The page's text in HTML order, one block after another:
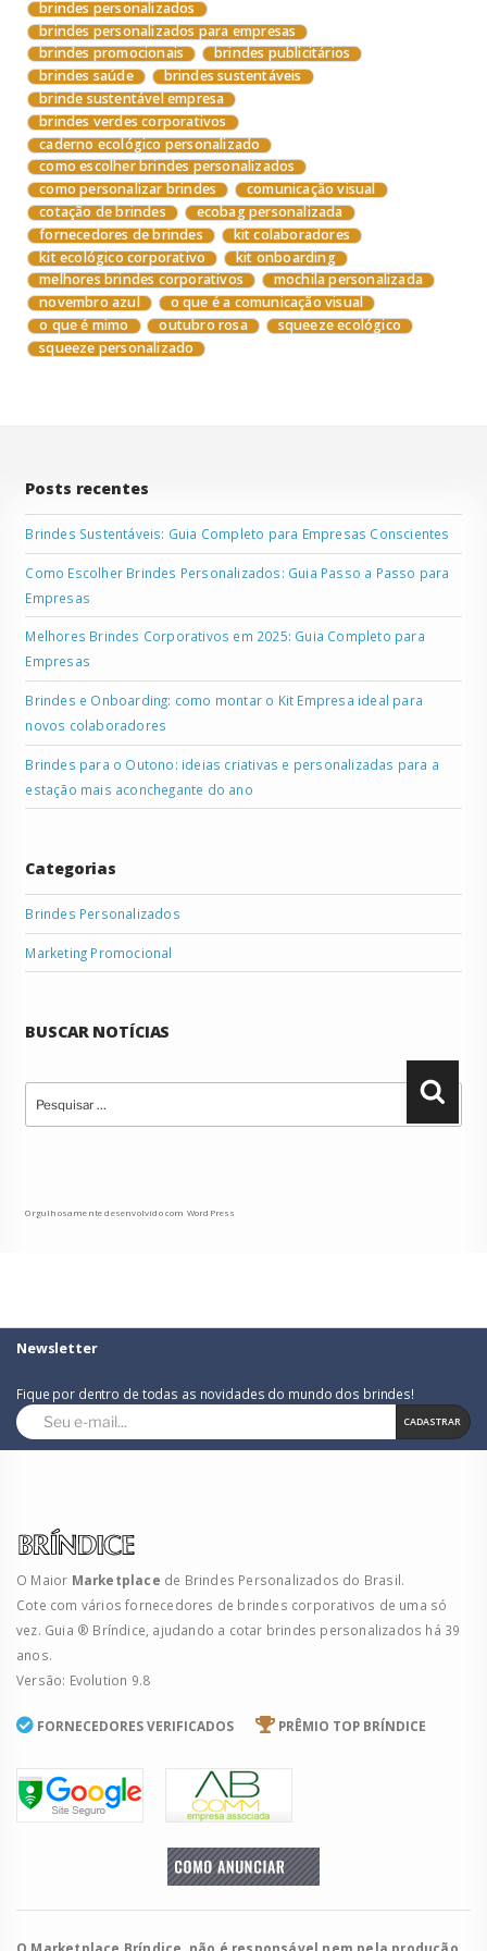
brindes personalizados
brindes personalizados para empresas
brindes promocionais
brindes publicitários
brindes saúde
brindes sustentáveis
brinde sustentável empresa
brindes verdes corporativos
caderno ecológico personalizado
como escolher brindes personalizados
como personalizar brindes
comunicação visual
cotação de brindes
ecobag personalizada
fornecedores de brindes
kit colaboradores
kit ecológico corporativo
kit onboarding
melhores brindes corporativos
mochila personalizada
novembro azul
o que é a comunicação visual
o que é mimo
outubro rosa
squeeze ecológico
squeeze personalizado
Posts recentes
Brindes Sustentáveis: Guia Completo para Empresas Conscientes
Como Escolher Brindes Personalizados: Guia Passo a Passo para
Empresas
Melhores Brindes Corporativos em 2025: Guia Completo para
Empresas
Brindes e Onboarding: como montar o Kit Empresa ideal para
novos colaboradores
Brindes para o Outono: ideias criativas e personalizadas para a
estação mais aconchegante do ano
Categorias
Brindes Personalizados
Marketing Promocional
BUSCAR NOTÍCIAS
Pesquisar
por:
Orgulhosamente desenvolvido com WordPress
Newsletter
Fique por dentro de todas as novidades do mundo dos brindes!
CADASTRAR
O Maior Marketplace de Brindes Personalizados do Brasil.
Cote com vários fornecedores de brindes corporativos de uma só
vez. Guia ® Bríndice, ajudando a cotar brindes personalizados há 39
anos.
Versão: Evolution 9.8
FORNECEDORES VERIFICADOS PRÊMIO TOP BRÍNDICE